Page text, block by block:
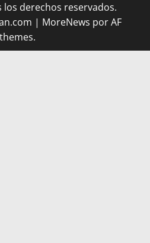
derechos reservados.
| MoreNews por AF
themes.